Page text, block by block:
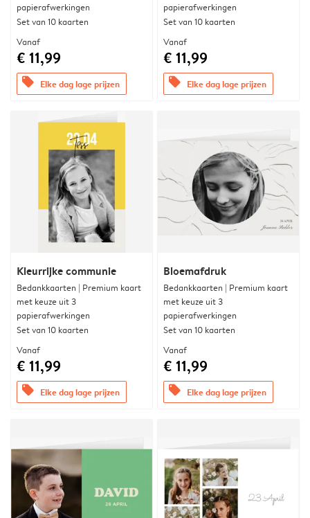
papierafwerkingen
Set van 10 kaarten
Vanaf
€ 11,99
offers Elke dag lage prijzen
papierafwerkingen
Set van 10 kaarten
Vanaf
€ 11,99
offers Elke dag lage prijzen
Kleurrijke communie
Bedankkaarten | Premium kaart
met keuze uit 3
papierafwerkingen
Set van 10 kaarten
Vanaf
€ 11,99
offers Elke dag lage prijzen
Bloemafdruk
Bedankkaarten | Premium kaart
met keuze uit 3
papierafwerkingen
Set van 10 kaarten
Vanaf
€ 11,99
offers Elke dag lage prijzen